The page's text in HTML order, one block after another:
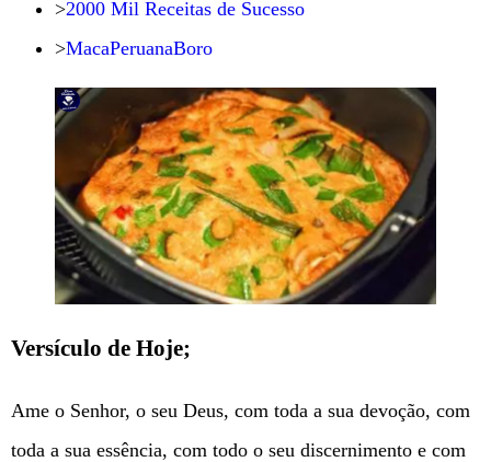
>2000 Mil Receitas de Sucesso
>MacaPeruanaBoro
Versículo de Hoje;
Ame o Senhor, o seu Deus, com toda a sua devoção, com
toda a sua essência, com todo o seu discernimento e com